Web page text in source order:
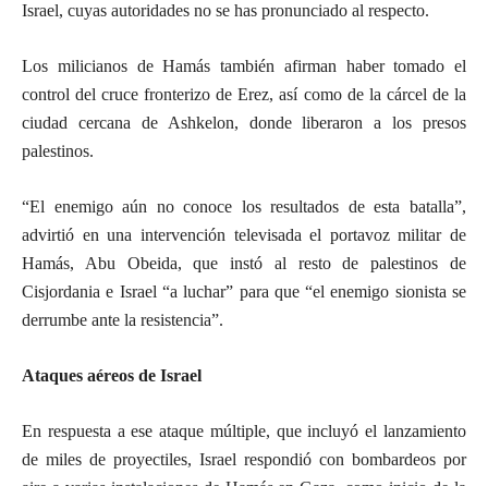
Israel, cuyas autoridades no se has pronunciado al respecto.
Los milicianos de Hamás también afirman haber tomado el
control del cruce fronterizo de Erez, así como de la cárcel de la
ciudad cercana de Ashkelon, donde liberaron a los presos
palestinos.
“El enemigo aún no conoce los resultados de esta batalla”,
advirtió en una intervención televisada el portavoz militar de
Hamás, Abu Obeida, que instó al resto de palestinos de
Cisjordania e Israel “a luchar” para que “el enemigo sionista se
derrumbe ante la resistencia”.
Ataques aéreos de Israel
En respuesta a ese ataque múltiple, que incluyó el lanzamiento
de miles de proyectiles, Israel respondió con bombardeos por